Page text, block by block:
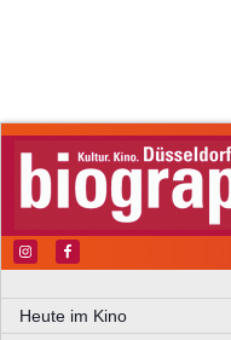
Heute im Kino